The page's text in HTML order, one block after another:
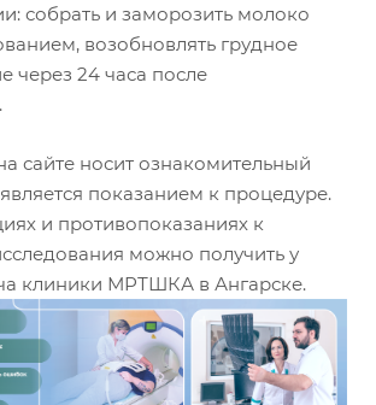
собрать и заморозить молоко
возобновлять грудное
через 24 часа после
сайте носит ознакомительный
показанием к процедуре.
и противопоказаниях к
можно получить у
клиники МРТШКА в Ангарске.